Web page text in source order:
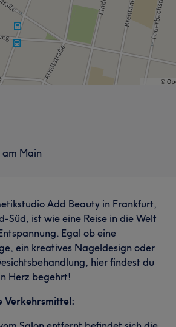
am Main
Add Beauty in Frankfurt,
Süd, ist wie eine Reise in die Welt
Egal ob eine
ein kreatives Nageldesign oder
hier findest du
Herz begehrt!
Verkehrsmittel: